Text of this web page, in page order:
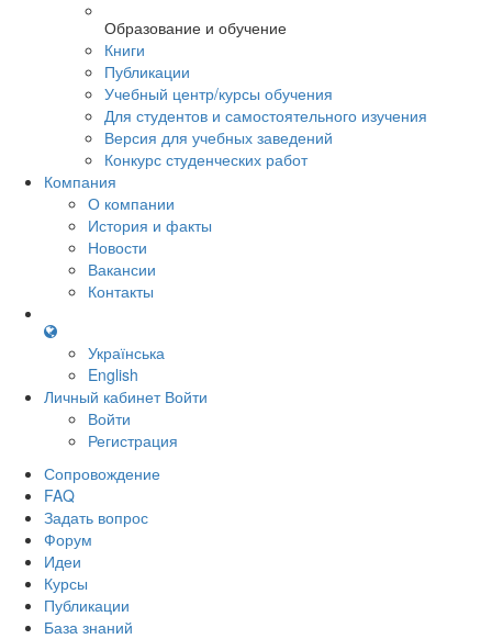
Образование и обучение
Книги
Публикации
Учебный центр/курсы обучения
Для студентов и самостоятельного изучения
Версия для учебных заведений
Конкурс студенческих работ
Компания
О компании
История и факты
Новости
Вакансии
Контакты
Українська
English
Личный кабинет Войти
Войти
Регистрация
Сопровождение
FAQ
Задать вопрос
Форум
Идеи
Курсы
Публикации
База знаний